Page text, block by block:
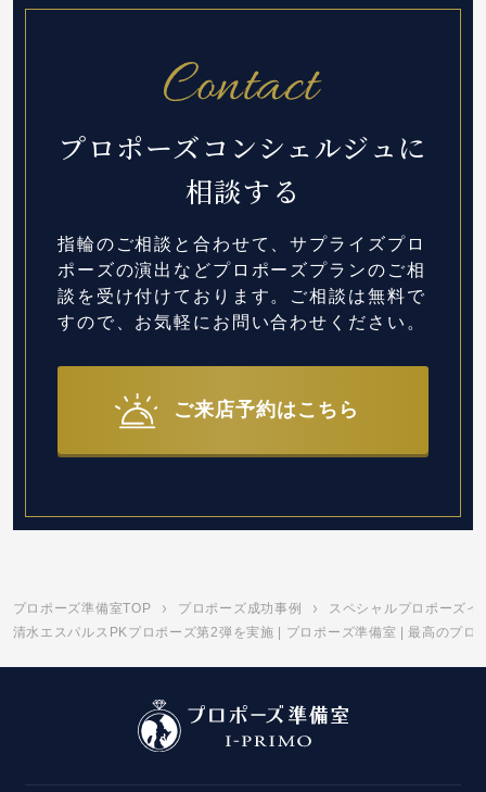
プロポーズコンシェルジュに
相談する
指輪のご相談と合わせて、サプライズプロ
ポーズの演出などプロポーズプランのご相
談を受け付けております。 ご相談は無料で
すので、お気軽にお問い合わせください。
ご来店予約はこちら
プロポーズ準備室TOP プロポーズ成功事例
スペシャルプロポーズイ
清水エスパルスPKプロポーズ第2弾を実施 | プロポーズ準備室 | 最高のプロ